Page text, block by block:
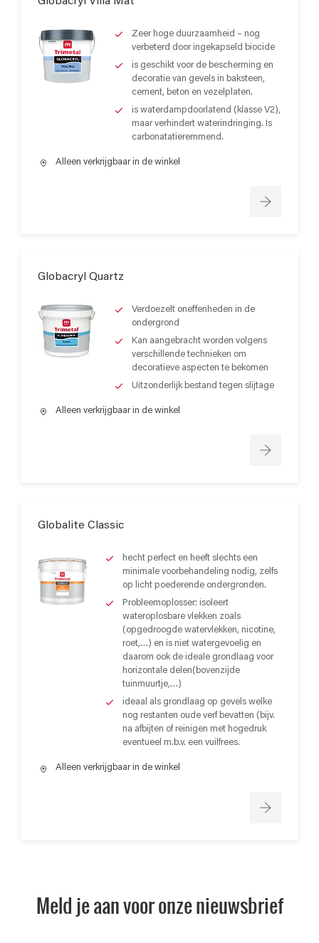
Zeer hoge duurzaamheid – nog
verbeterd door ingekapseld biocide
is geschikt voor de bescherming en
decoratie van gevels in baksteen,
cement, beton en vezelplaten.
is waterdampdoorlatend (klasse V2),
maar verhindert waterindringing. Is
carbonatatieremmend.
Alleen verkrijgbaar in de winkel
Globacryl Quartz
Verdoezelt oneffenheden in de
ondergrond
Kan aangebracht worden volgens
verschillende technieken om
decoratieve aspecten te bekomen
Uitzonderlijk bestand tegen slijtage
Alleen verkrijgbaar in de winkel
Globalite Classic
hecht perfect en heeft slechts een
minimale voorbehandeling nodig, zelfs
op licht poederende ondergronden.
Probleemoplosser: isoleert
wateroplosbare vlekken zoals
(opgedroogde watervlekken, nicotine,
roet,…) en is niet watergevoelig en
daarom ook de ideale grondlaag voor
horizontale delen(bovenzijde
tuinmuurtje,…)
ideaal als grondlaag op gevels welke
nog restanten oude verf bevatten (bijv.
na afbijten of reinigen met hogedruk
eventueel m.b.v. een vuilfrees.
Alleen verkrijgbaar in de winkel
Meld je aan voor onze nieuwsbrief